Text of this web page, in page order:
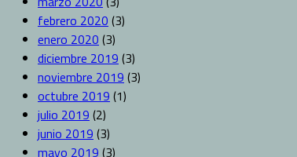
febrero 2020 (3)
enero 2020 (3)
diciembre 2019 (3)
noviembre 2019 (3)
octubre 2019 (1)
julio 2019 (2)
junio 2019 (3)
mayo 2019 (3)